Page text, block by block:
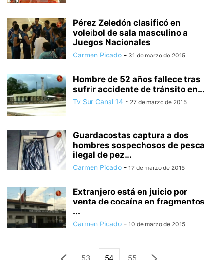
Pérez Zeledón clasificó en
voleibol de sala masculino a
Juegos Nacionales
Carmen Picado - 31 de marzo de 2015
Hombre de 52 años fallece tras
sufrir accidente de tránsito en...
Tv Sur Canal 14 - 27 de marzo de 2015
Guardacostas captura a dos
hombres sospechosos de pesca
ilegal de pez...
Carmen Picado - 17 de marzo de 2015
Extranjero está en juicio por
venta de cocaína en fragmentos
...
Carmen Picado - 10 de marzo de 2015
53 54 55